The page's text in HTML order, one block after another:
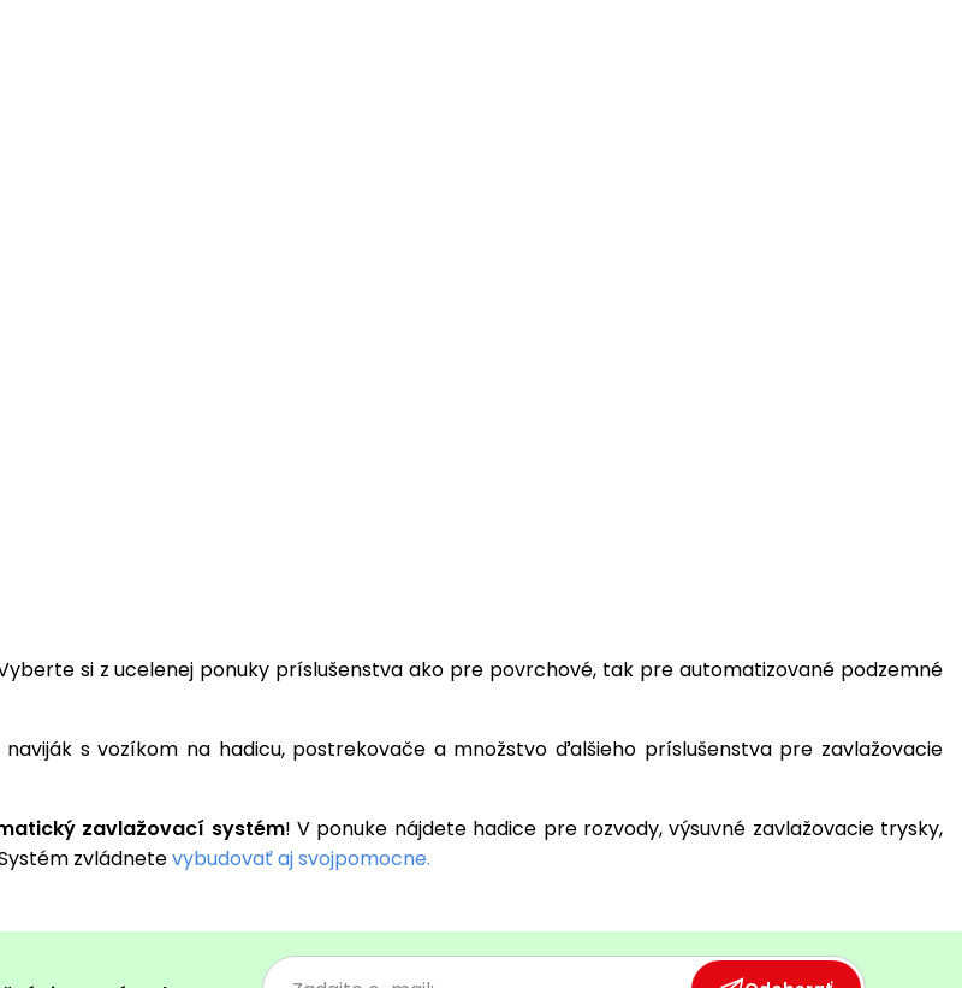
si z ucelenej ponuky príslušenstva ako pre povrchové, tak pre automatizované podzemné
s vozíkom na hadicu, postrekovače a množstvo ďalšieho príslušenstva pre zavlažovacie
zavlažovací systém! V ponuke nájdete hadice pre rozvody, výsuvné zavlažovacie trysky,
zvládnetevybudovať aj svojpomocne.